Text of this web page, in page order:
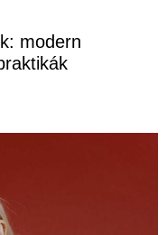
modern